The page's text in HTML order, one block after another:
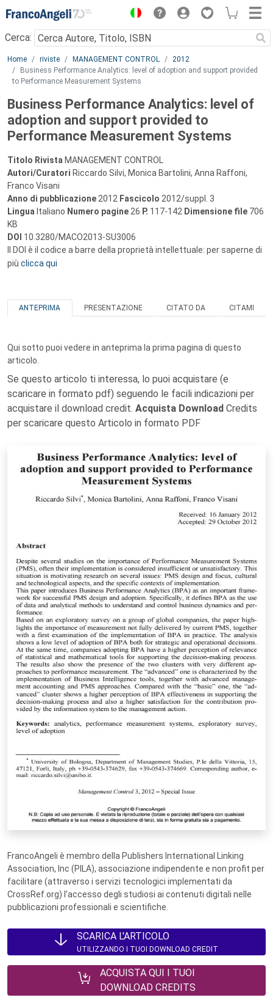
Menu
Cerca:
Main content
Home riviste MANAGEMENT CONTROL
2012
Business Performance Analytics: level of adoption and support provided
to Performance Measurement Systems
Business Performance Analytics: level of
adoption and support provided to
Performance Measurement Systems
Titolo Rivista MANAGEMENT CONTROL
Autori/Curatori Riccardo Silvi, Monica Bartolini, Anna Raffoni,
Franco Visani
Anno di pubblicazione 2012 Fascicolo 2012/suppl. 3
Lingua Italiano Numero pagine 26 P. 117-142 Dimensione file 706
KB
DOI 10.3280/MACO2013-SU3006
Il DOI è il codice a barre della proprietà intellettuale: per saperne di
più clicca qui
ANTEPRIMA PRESENTAZIONE CITATO DA CITAMI
Qui sotto puoi vedere in anteprima la prima pagina di questo
articolo.
Se questo articolo ti interessa, lo puoi acquistare (e
scaricare in formato pdf) seguendo le facili indicazioni per
acquistare il download credit. Acquista Download Credits
per scaricare questo Articolo in formato PDF
FrancoAngeli è membro della Publishers International Linking
Association, Inc (PILA), associazione indipendente e non profit per
facilitare (attraverso i servizi tecnologici implementati da
CrossRef.org) l’accesso degli studiosi ai contenuti digitali nelle
pubblicazioni professionali e scientifiche.
SCARICA L'ARTICOLO
UTILIZZANDO I TUOI DOWNLOAD CREDIT
ACQUISTA QUI I TUOI
DOWNLOAD CREDITS